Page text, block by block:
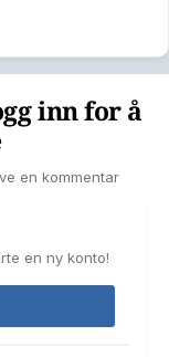
inn for å
en kommentar
en ny konto!